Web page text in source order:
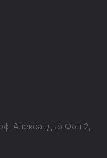
Александър Фол 2,